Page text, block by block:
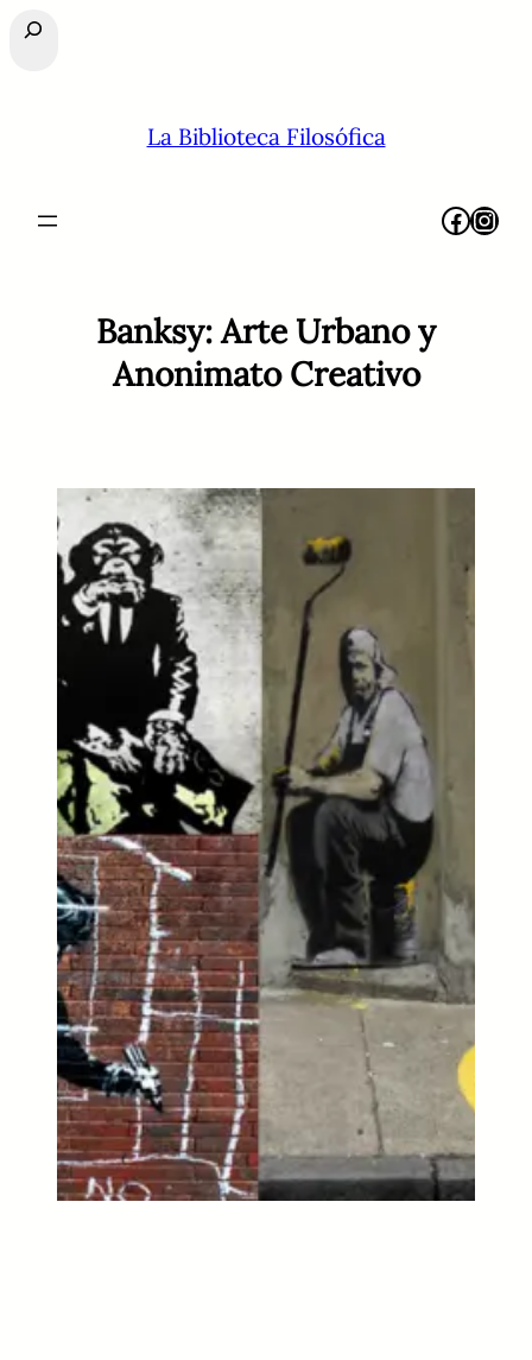
Buscar
La Biblioteca Filosófica
Facebook Instagram
Banksy: Arte Urbano y
Anonimato Creativo